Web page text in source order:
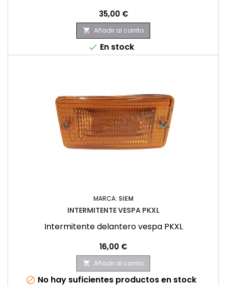
Precio
35,00 €
 Añadir al carrito
 En stock
MARCA: SIEM
INTERMITENTE VESPA PKXL
Intermitente delantero vespa PKXL
Precio
16,00 €
 Añadir al carrito
 No hay suficientes productos en stock